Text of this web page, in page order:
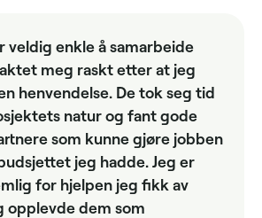
veldig enkle å samarbeide
meg raskt etter at jeg
henvendelse. De tok seg tid
natur og fant gode
som kunne gjøre jobben
jeg hadde. Jeg er
for hjelpen jeg fikk av
opplevde dem som